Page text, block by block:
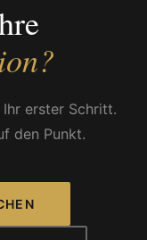
erster Schritt.
den Punkt.